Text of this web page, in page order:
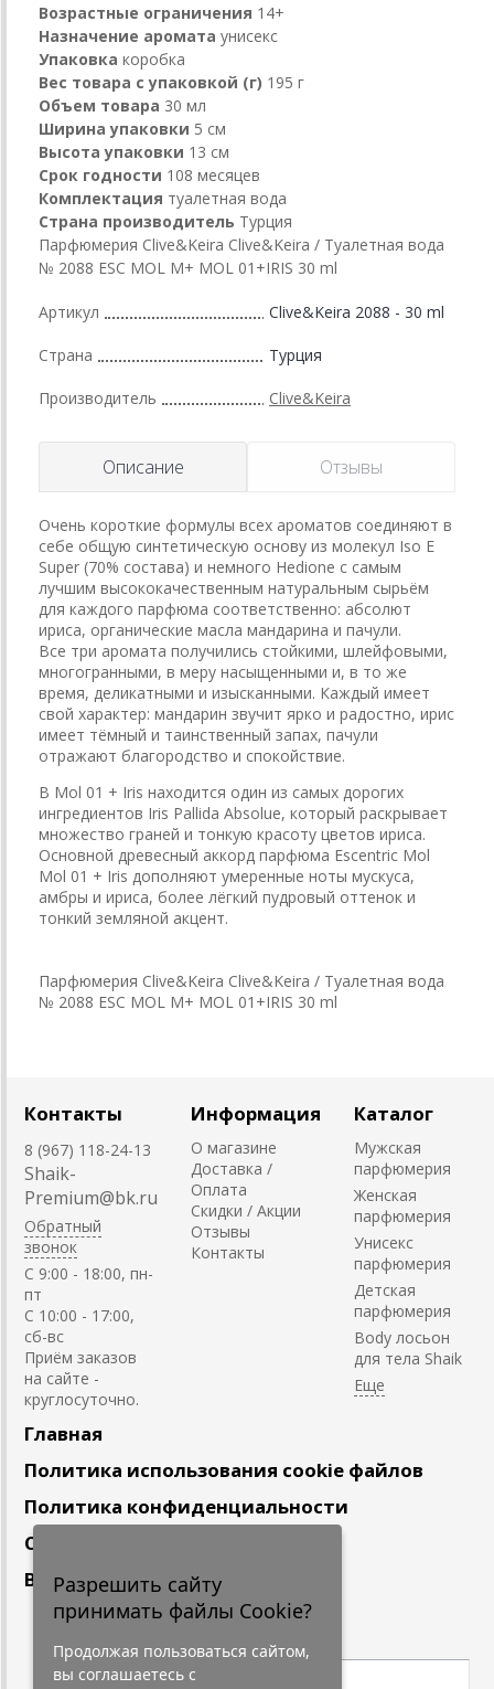
Возрастные ограничения 14+
Назначение аромата унисекс
Упаковка коробка
Вес товара с упаковкой (г) 195 г
Объем товара 30 мл
Ширина упаковки 5 см
Высота упаковки 13 см
Срок годности 108 месяцев
Комплектация туалетная вода
Страна производитель Турция
Парфюмерия Clive&Keira Clive&Keira / Туалетная вода
№ 2088 ESC MOL M+ MOL 01+IRIS 30 ml
Артикул Clive&Keira 2088 - 30 ml
Страна Турция
Производитель Clive&Keira
Описание Отзывы
Очень короткие формулы всех ароматов соединяют в
себе общую синтетическую основу из молекул Iso E
Super (70% состава) и немного Hedione с самым
лучшим высококачественным натуральным сырьём
для каждого парфюма соответственно: абсолют
ириса, органические масла мандарина и пачули.
Все три аромата получились стойкими, шлейфовыми,
многогранными, в меру насыщенными и, в то же
время, деликатными и изысканными. Каждый имеет
свой характер: мандарин звучит ярко и радостно, ирис
имеет тёмный и таинственный запах, пачули
отражают благородство и спокойствие.
В Mol 01 + Iris находится один из самых дорогих
ингредиентов Iris Pallida Absolue, который раскрывает
множество граней и тонкую красоту цветов ириса.
Основной древесный аккорд парфюма Escentric Mol
Mol 01 + Iris дополняют умеренные ноты мускуса,
амбры и ириса, более лёгкий пудровый оттенок и
тонкий земляной акцент.
Парфюмерия Clive&Keira Clive&Keira / Туалетная вода
№ 2088 ESC MOL M+ MOL 01+IRIS 30 ml
Контакты
8 (967) 118-24-13
Shaik-
Premium@bk.ru
Обратный
звонок
C 9:00 - 18:00, пн-
пт
С 10:00 - 17:00,
сб-вс
Приём заказов
на сайте -
круглосуточно.
Информация
О магазине
Доставка /
Оплата
Скидки / Акции
Отзывы
Контакты
Каталог
Мужская
парфюмерия
Женская
парфюмерия
Унисекс
парфюмерия
Детская
парфюмерия
Body лосьон
для тела Shaik
Главная
Политика использования cookie файлов
Политика конфиденциальности
Сотрудничество
Вакансии
Подпишитесь
Разрешить сайту
принимать файлы Cookie?
Продолжая пользоваться сайтом,
вы соглашаетесь с